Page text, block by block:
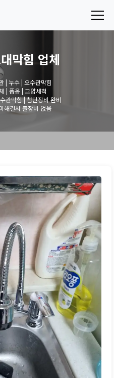
막힘 업체
| 누수 | 오수관막힘
| 폽옵 | 고압세척
관막힘 | 첨단장비 완비
해결시 출장비 없음